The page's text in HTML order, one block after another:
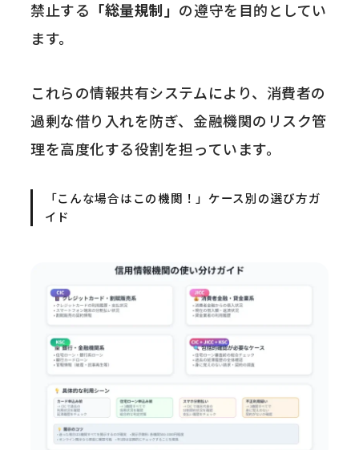
禁止する
「総量規制」 の遵守を目的としてい
ます。
これらの情報共有システムにより、消費者の
過剰な借り入れを防ぎ、金融機関のリスク管
理を高度化する役割を担っています。
「こんな場合はこの機関！」ケース別の選び方ガ
イド